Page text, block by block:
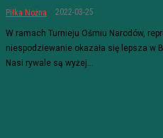
Piłka Nożna 2022-03-25
W ramach Turnieju Ośmiu Narodów,
niespodziewanie okazała się lepsza w
Nasi rywale są wyżej...